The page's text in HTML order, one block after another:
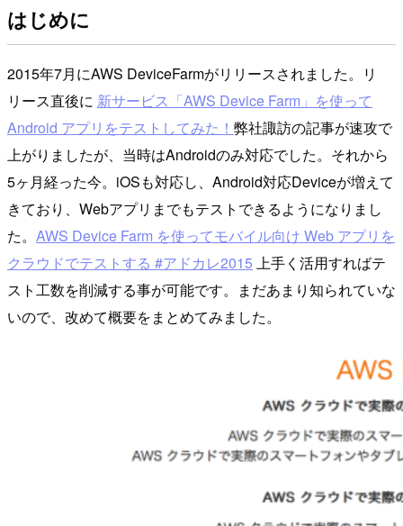
はじめに
2015年7月にAWS DeviceFarmがリリースされました。リ
リース直後に 新サービス「AWS Device Farm」を使って
Android アプリをテストしてみた！ 弊社諏訪の記事が速攻で
上がりましたが、当時はAndroidのみ対応でした。それから
5ヶ月経った今。iOSも対応し、Android対応Deviceが増えて
きており、Webアプリまでもテストできるようになりまし
た。 AWS Device Farm を使ってモバイル向け Web アプリを
クラウドでテストする #アドカレ2015 上手く活用すればテ
スト工数を削減する事が可能です。まだあまり知られていな
いので、改めて概要をまとめてみました。